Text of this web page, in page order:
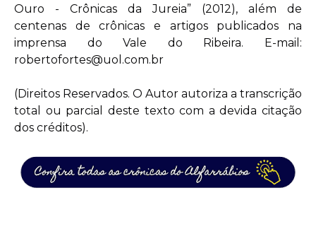
Ouro - Crônicas da Jureia” (2012), além de
centenas de crônicas e artigos publicados na
imprensa do Vale do Ribeira. E-mail:
robertofortes@uol.com.br
(Direitos Reservados. O Autor autoriza a transcrição
total ou parcial deste texto com a devida citação
dos créditos).